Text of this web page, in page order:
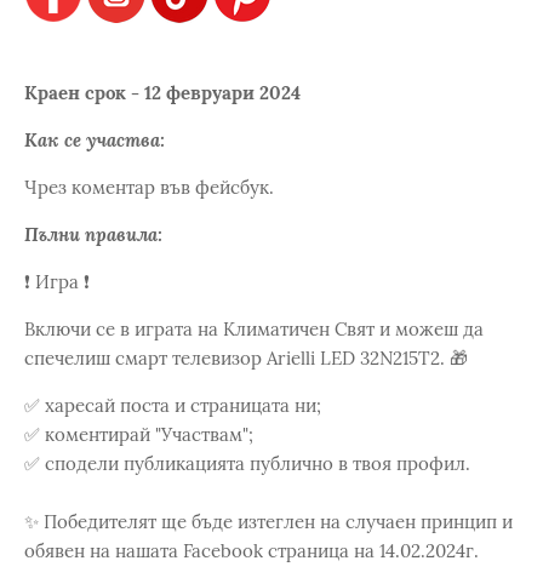
Краен срок - 12 февруари 2024
Как се участва:
Чрез коментар във фейсбук.
Пълни правила:
❗️ Игра ❗️
Включи се в играта на Климатичен Свят и можеш да
спечелиш смарт телевизор Arielli LED 32N215T2. 🎁
✅ харесай поста и страницата ни;
✅ коментирай "Участвам";
✅ сподели публикацията публично в твоя профил.
✨ Победителят ще бъде изтеглен на случаен принцип и
обявен на нашата Facebook страница на 14.02.2024г.